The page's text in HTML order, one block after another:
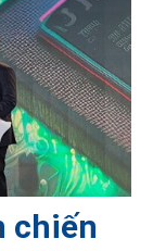
chiến